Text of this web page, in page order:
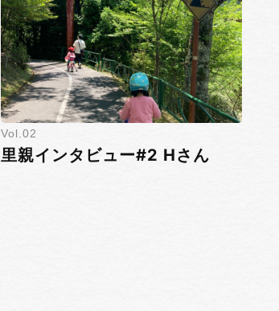
2
里親インタビュー#2 Hさん